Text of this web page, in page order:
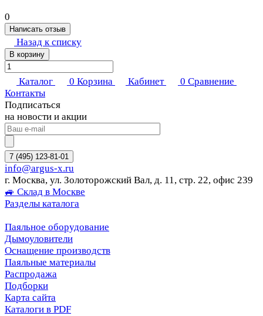
0
Написать отзыв
Назад к списку
В корзину
Каталог 0 Корзина Кабинет 0 Сравнение
Контакты
Подписаться
на новости и акции
7 (495) 123-81-01
info@argus-x.ru
г. Москва, ул. Золоторожский Вал, д. 11, стр. 22, офис 239
🚙 Склад в Москве
Разделы каталога
Паяльное оборудование
Дымоуловители
Оснащение производств
Паяльные материалы
Распродажа
Подборки
Карта сайта
Каталоги в PDF